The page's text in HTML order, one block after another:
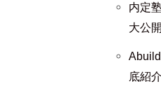
内定
大公開
底紹介